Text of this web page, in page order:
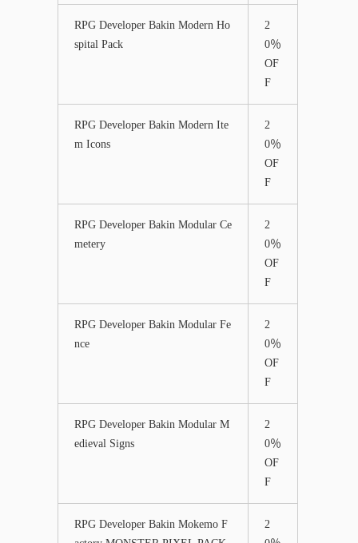
RPG Developer Bakin Modern Ho
spital Pack
2
0％
OF
F
RPG Developer Bakin Modern Ite
m Icons
2
0％
OF
F
RPG Developer Bakin Modular Ce
metery
2
0％
OF
F
RPG Developer Bakin Modular Fe
nce
2
0％
OF
F
RPG Developer Bakin Modular M
edieval Signs
2
0％
OF
F
RPG Developer Bakin Mokemo F
2